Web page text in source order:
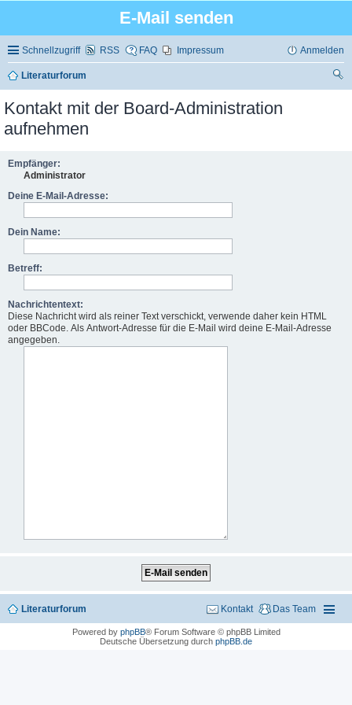
E-Mail senden
Schnellzugriff RSS FAQ Impressum Anmelden
Literaturforum
Kontakt mit der Board-Administration
aufnehmen
Empfänger:
Administrator
Deine E-Mail-Adresse:
Dein Name:
Betreff:
Nachrichtentext:
Diese Nachricht wird als reiner Text verschickt, verwende daher kein HTML
oder BBCode. Als Antwort-Adresse für die E-Mail wird deine E-Mail-Adresse
angegeben.
Literaturforum Das Team
Kontakt
Powered by phpBB® Forum Software © phpBB Limited
Deutsche Übersetzung durch phpBB.de